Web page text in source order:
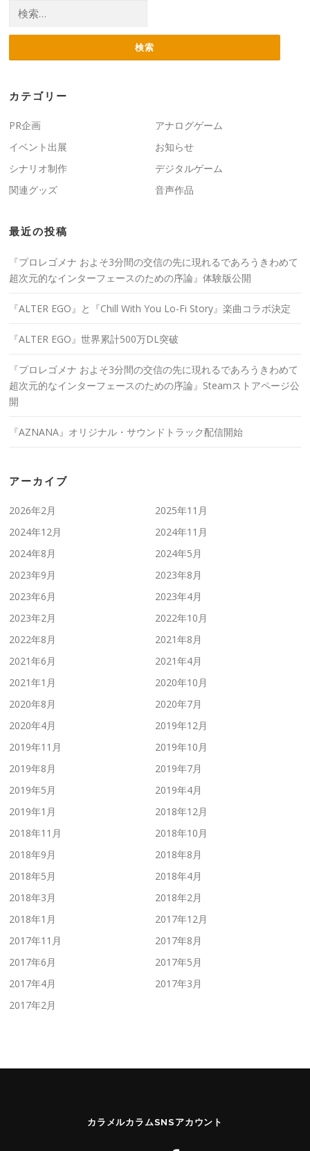
カテゴリー
PR企画
アナログゲーム
イベント出展
お知らせ
シナリオ制作
デジタルゲーム
関連グッズ
音声作品
最近の投稿
『プロレゴメナ およそ3分間の交信の先に現れるであろうきわめて
超次元的なインターフェースのための序論』体験版公開
『ALTER EGO』と『Chill With You Lo-Fi Story』楽曲コラボ決定
『ALTER EGO』世界累計500万DL突破
『プロレゴメナ およそ3分間の交信の先に現れるであろうきわめて
超次元的なインターフェースのための序論』Steamストアページ公
開
『AZNANA』オリジナル・サウンドトラック配信開始
アーカイブ
2026年2月
2025年11月
2024年12月
2024年11月
2024年8月
2024年5月
2023年9月
2023年8月
2023年6月
2023年4月
2023年2月
2022年10月
2022年8月
2021年8月
2021年6月
2021年4月
2021年1月
2020年10月
2020年8月
2020年7月
2020年4月
2019年12月
2019年11月
2019年10月
2019年8月
2019年7月
2019年5月
2019年4月
2019年1月
2018年12月
2018年11月
2018年10月
2018年9月
2018年8月
2018年5月
2018年4月
2018年3月
2018年2月
2018年1月
2017年12月
2017年11月
2017年8月
2017年6月
2017年5月
2017年4月
2017年3月
2017年2月
カラメルカラムSNSアカウント